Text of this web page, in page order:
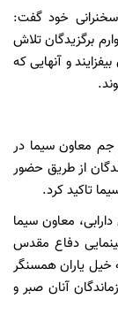
سخنرانی خود گفت:
برگزیدگان تلاش
و آنهایی که
جم معاون سیما در
از طریق حضور
تاکید کرد.
معاون سیما
دفاع مقدس
خیل یاران همسنگر
آنان صبر و